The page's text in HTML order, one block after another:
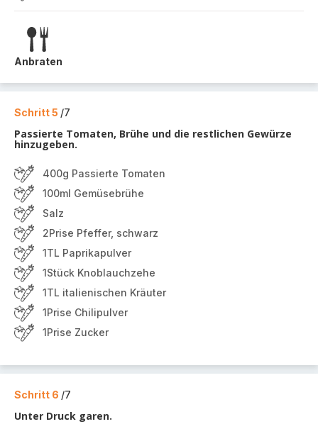
Anbraten
Schritt 5 /7
Passierte Tomaten, Brühe und die restlichen Gewürze
hinzugeben.
400g Passierte Tomaten
100ml Gemüsebrühe
Salz
2Prise Pfeffer, schwarz
1TL Paprikapulver
1Stück Knoblauchzehe
1TL italienischen Kräuter
1Prise Chilipulver
1Prise Zucker
Schritt 6 /7
Unter Druck garen.